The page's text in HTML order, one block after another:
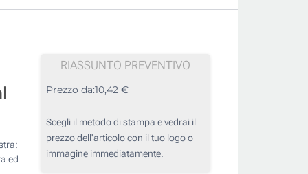
ed
RIASSUNTO PREVENTIVO
Prezzo da:10,42 €
Scegli il metodo di stampa e vedrai il
prezzo dell'articolo con il tuo logo o
immagine immediatamente.